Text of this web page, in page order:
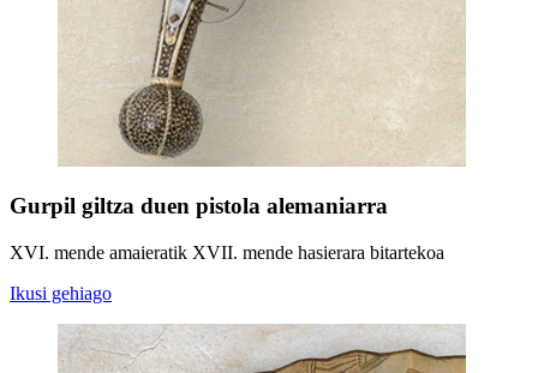
Gurpil giltza duen pistola alemaniarra
XVI. mende amaieratik XVII. mende hasierara bitartekoa
Ikusi gehiago